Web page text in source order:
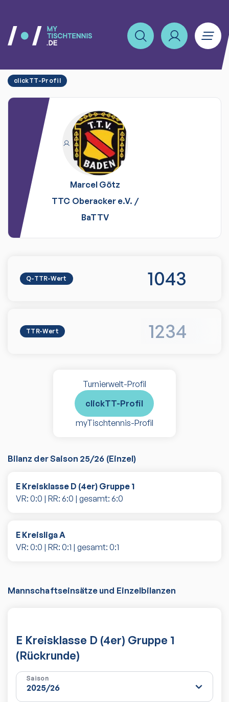
clickTT-Profil
Marcel Götz
TTC Oberacker e.V. /
BaTTV
Q-TTR-Wert 1043
TTR-Wert 1234
Turnierwelt-Profil
clickTT-Profil
myTischtennis-Profil
Bilanz der Saison 25/26 (Einzel)
E Kreisklasse D (4er) Gruppe 1
VR: 0:0 | RR: 6:0 | gesamt: 6:0
E Kreisliga A
VR: 0:0 | RR: 0:1 | gesamt: 0:1
Mannschaftseinsätze und Einzelbilanzen
E Kreisklasse D (4er) Gruppe 1
(Rückrunde)
Saison